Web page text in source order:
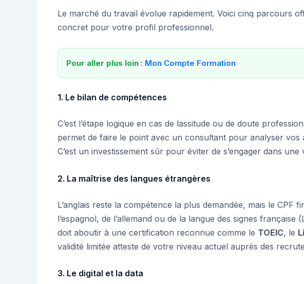
Le marché du travail évolue rapidement. Voici cinq parcours
concret pour votre profil professionnel.
Pour aller plus loin : Mon Compte Formation
1. Le bilan de compétences
C’est l’étape logique en cas de lassitude ou de doute
permet de faire le point avec un consultant pour analyser vos
C’est un investissement sûr pour éviter de s’engager dans une
2. La maîtrise des langues étrangères
L’anglais reste la compétence la plus demandée, mais le CPF
l’espagnol, de l’allemand ou de la langue des signes
doit aboutir à une certification reconnue comme le TOEIC, le
validité limitée atteste de votre niveau actuel auprès des
3. Le digital et la data